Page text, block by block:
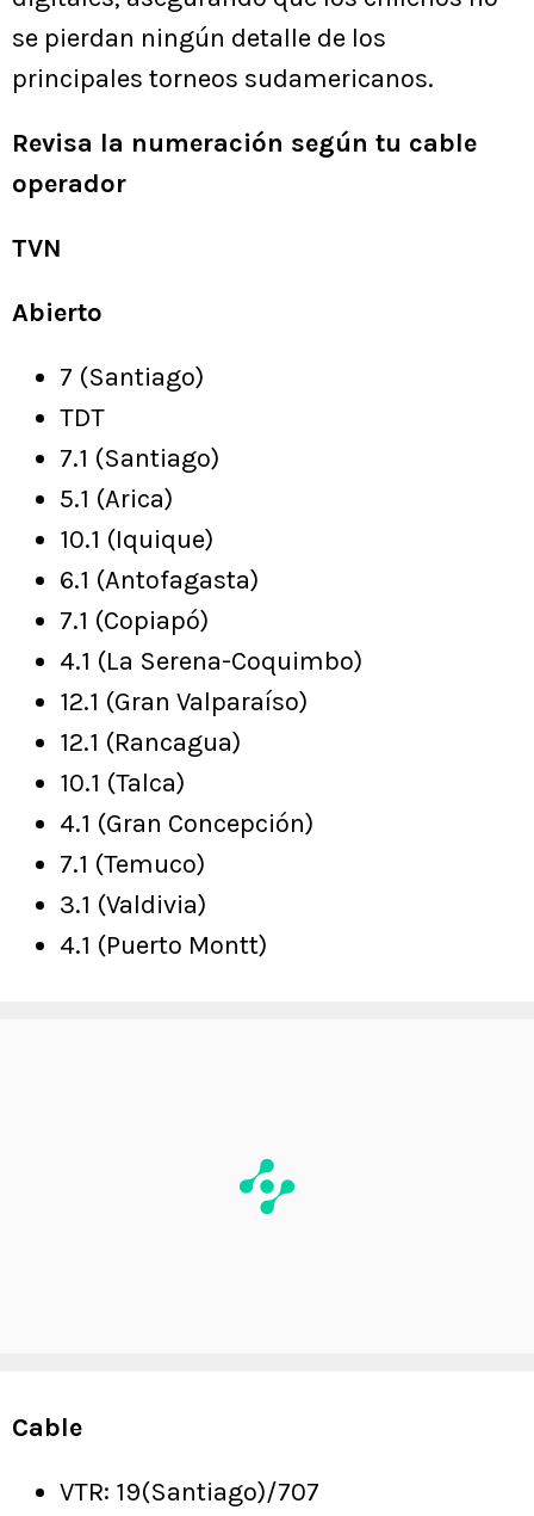
se pierdan ningún detalle de los
principales torneos sudamericanos.
Revisa la numeración según tu cable
operador
TVN
Abierto
7 (Santiago)
TDT
7.1 (Santiago)
5.1 (Arica)
10.1 (Iquique)
6.1 (Antofagasta)
7.1 (Copiapó)
4.1 (La Serena-Coquimbo)
12.1 (Gran Valparaíso)
12.1 (Rancagua)
10.1 (Talca)
4.1 (Gran Concepción)
7.1 (Temuco)
3.1 (Valdivia)
4.1 (Puerto Montt)
Cable
VTR: 19(Santiago)/707